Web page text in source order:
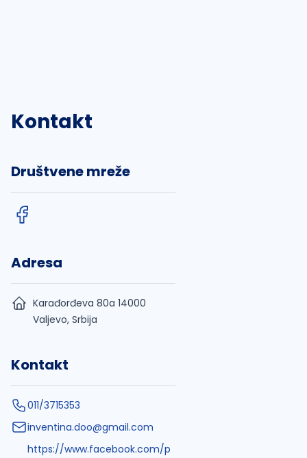
Kontakt
Društvene mreže
Adresa
Karađorđeva 80a 14000
Valjevo, Srbija
Kontakt
011/3715353
inventina.doo@gmail.com
https://www.facebook.com/p